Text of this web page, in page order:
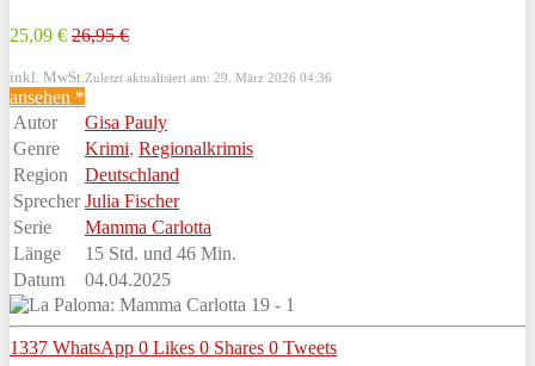
25,09 € 26,95 €
inkl. MwSt. Zuletzt aktualisiert am: 29. März 2026 04:36
ansehen *
Autor
Gisa Pauly
Genre
Krimi, Regionalkrimis
Region
Deutschland
Sprecher Julia Fischer
Serie
Mamma Carlotta
Länge
15 Std. und 46 Min.
Datum
04.04.2025
1337 WhatsApp 0 Likes 0 Shares 0 Tweets